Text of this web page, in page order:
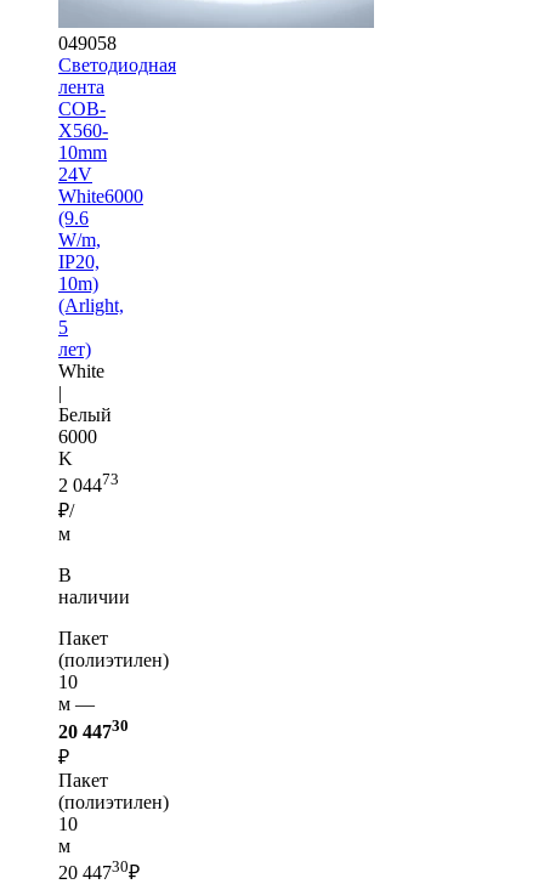
049058
Светодиодная
лента
COB-
X560-
10mm
24V
White6000
(9.6
W/m,
IP20,
10m)
(Arlight,
5
лет)
White
|
Белый
6000
K
2 04473
₽/
м
В
наличии
Пакет
(полиэтилен)
10
м —
20 44730
₽
Пакет
(полиэтилен)
10
м
20 44730₽